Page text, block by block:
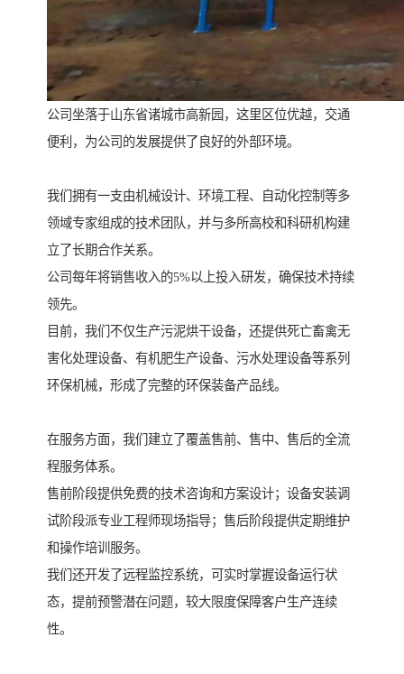
公司坐落于山东省诸城市高新园，这里区位优越，交通
便利，为公司的发展提供了良好的外部环境。
我们拥有一支由机械设计、环境工程、自动化控制等多
领域专家组成的技术团队，并与多所高校和科研机构建
立了长期合作关系。
公司每年将销售收入的5%以上投入研发，确保技术持续
领先。
目前，我们不仅生产污泥烘干设备，还提供死亡畜禽无
害化处理设备、有机肥生产设备、污水处理设备等系列
环保机械，形成了完整的环保装备产品线。
在服务方面，我们建立了覆盖售前、售中、售后的全流
程服务体系。
售前阶段提供免费的技术咨询和方案设计；设备安装调
试阶段派专业工程师现场指导；售后阶段提供定期维护
和操作培训服务。
我们还开发了远程监控系统，可实时掌握设备运行状
态，提前预警潜在问题，较大限度保障客户生产连续
性。